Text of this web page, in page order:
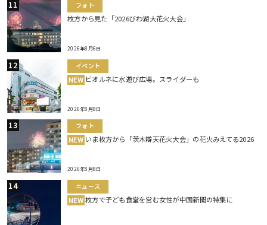
フォト
枚方から見た「2026びわ湖大花火大会」
2026年8月6日
イベント
NEW ビオルネに水遊び広場。スライダーも
2026年8月8日
フォト
NEW いま枚方から「茨木辯天花火大会」の花火みえてる2026
2026年8月8日
ニュース
NEW 枚方で子ども食堂を営む女性が中国新聞の特集に